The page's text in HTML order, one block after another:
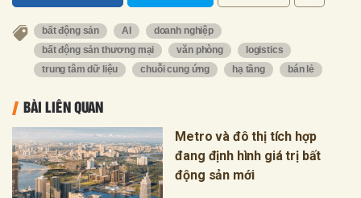
bất động sản AI
doanh nghiệp
bất động sản thương mại
văn phòng
logistics
trung tâm dữ liệu
chuỗi cung ứng hạ tầng bán lẻ
BÀI LIÊN QUAN
Metro và đô thị tích hợp
đang định hình giá trị bất
động sản mới